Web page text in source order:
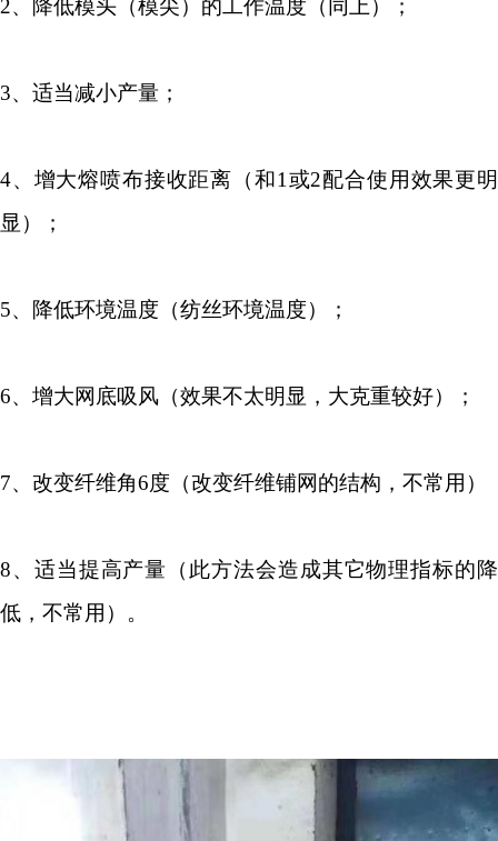
2、降低模头（模尖）的工作温度（同上）；
3、适当减小产量；
4、增大熔喷布接收距离（和1 或2配合使用效果更明
显）；
5、降低环境温度（纺丝环境温度）；
6、增大网底吸风（效果不太明显，大克重较好）；
7、改变纤维角6度（改变纤维铺网的结构，不常用）
8、适当提高产量（此方法会造成其它物理指标的降
低，不常用）。